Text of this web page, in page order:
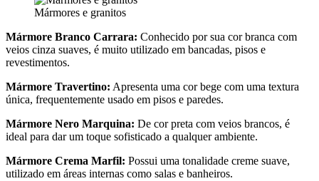
Mármores e granitos
Mármore Branco Carrara: Conhecido por sua cor branca com
veios cinza suaves, é muito utilizado em bancadas, pisos e
revestimentos.
Mármore Travertino: Apresenta uma cor bege com uma textura
única, frequentemente usado em pisos e paredes.
Mármore Nero Marquina: De cor preta com veios brancos, é
ideal para dar um toque sofisticado a qualquer ambiente.
Mármore Crema Marfil: Possui uma tonalidade creme suave,
utilizado em áreas internas como salas e banheiros.